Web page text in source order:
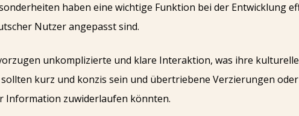
haben eine wichtige Funktion bei der Entwicklung
Nutzer angepasst sind.
unkomplizierte und klare Interaktion, was ihre
kurz und konzis sein und übertriebene Verzierungen
Information zuwiderlaufen könnten.